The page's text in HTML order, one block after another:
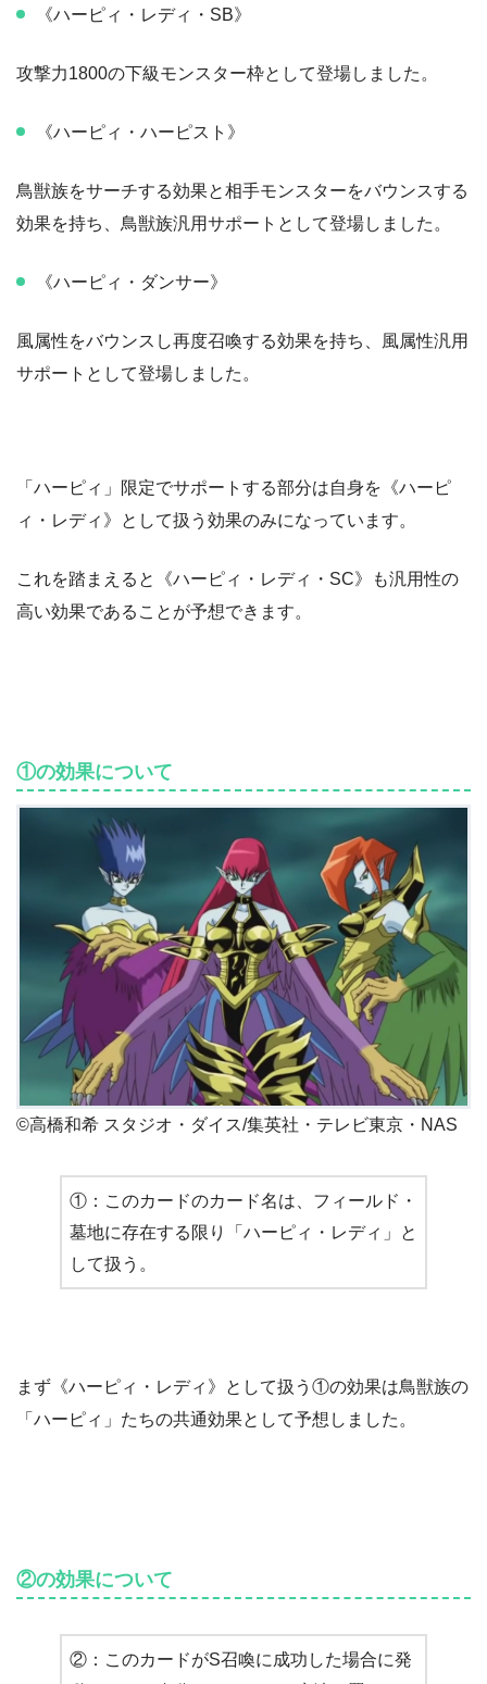
《ハーピィ・レディ・SB》
攻撃力1800の下級モンスター枠として登場しました。
《ハーピィ・ハーピスト》
鳥獣族をサーチする効果と相手モンスターをバウンスする
効果を持ち、鳥獣族汎用サポートとして登場しました。
《ハーピィ・ダンサー》
風属性をバウンスし再度召喚する効果を持ち、風属性汎用
サポートとして登場しました。
「ハーピィ」限定でサポートする部分は自身を《ハーピ
ィ・レディ》として扱う効果のみになっています。
これを踏まえると《ハーピィ・レディ・SC》も汎用性の
高い効果であることが予想できます。
①の効果について
©高橋和希 スタジオ・ダイス/集英社・テレビ東京・NAS
①：このカードのカード名は、フィールド・
墓地に存在する限り「ハーピィ・レディ」と
して扱う。
まず《ハーピィ・レディ》として扱う①の効果は鳥獣族の
「ハーピィ」たちの共通効果として予想しました。
②の効果について
②：このカードがS召喚に成功した場合に発